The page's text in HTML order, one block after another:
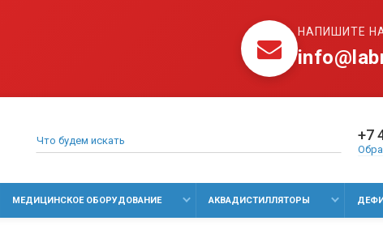
НАПИШИТЕ
+7
МЕДИЦИНСКОЕ ОБОРУДОВАНИЕ АКВАДИСТИЛЛЯТОРЫ